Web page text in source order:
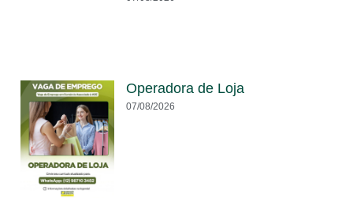
Operadora de Loja
07/08/2026